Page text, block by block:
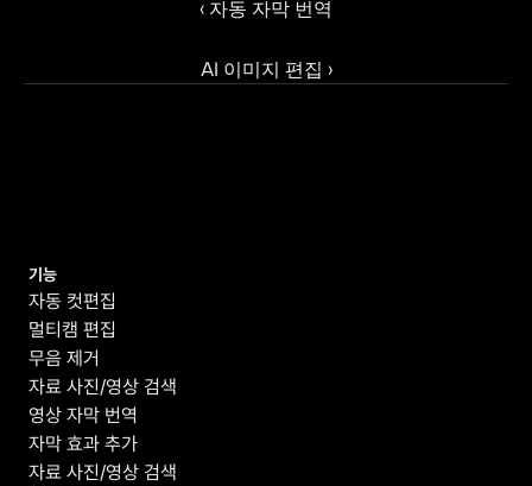
‹ 자동 자막 번역
AI 이미지 편집 ›
기능
자동 컷편집
멀티캠 편집
무음 제거
자료 사진/영상 검색
영상 자막 번역
자막 효과 추가
자료 사진/영상 검색